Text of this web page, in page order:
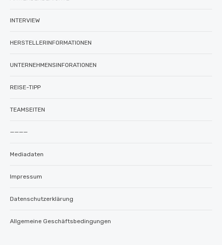
INTERVIEW
HERSTELLERINFORMATIONEN
UNTERNEHMENSINFORATIONEN
REISE-TIPP
TEAMSEITEN
————
Mediadaten
Impressum
Datenschutzerklärung
Allgemeine Geschäftsbedingungen